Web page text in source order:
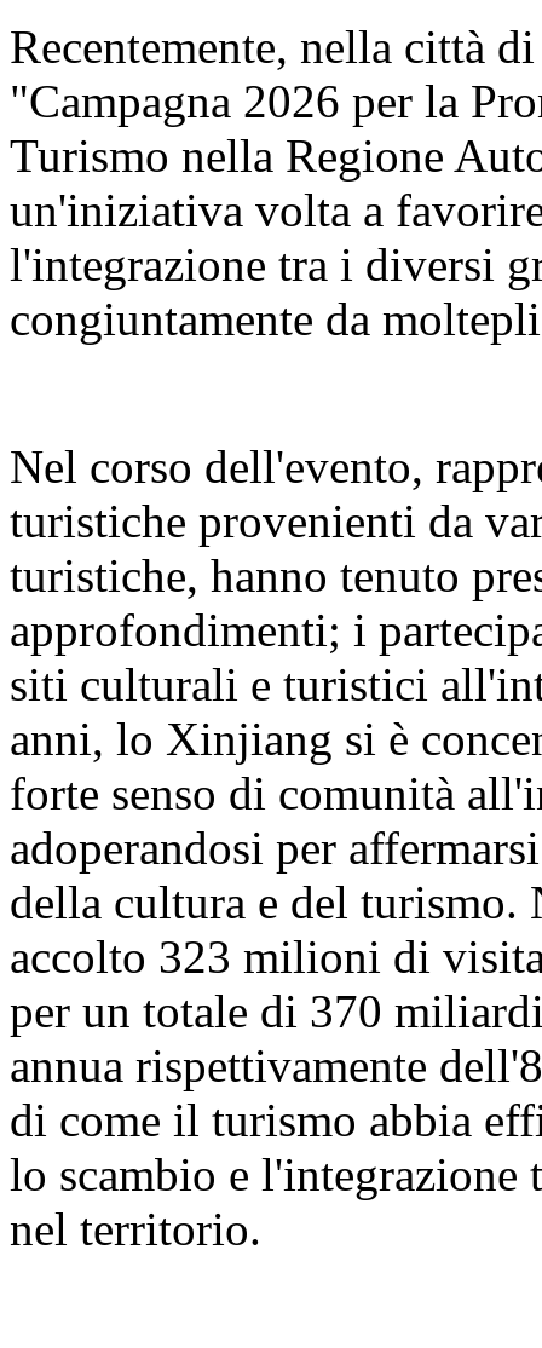
Recentemente, nella città
"Campagna 2026 per la
Turismo nella Regione
un'iniziativa volta a
l'integrazione tra i diversi
congiuntamente da
Nel corso dell'evento,
turistiche provenienti da
turistiche, hanno tenuto
approfondimenti; i
siti culturali e turistici
anni, lo Xinjiang si è
forte senso di comunità
adoperandosi per
della cultura e del turismo.
accolto 323 milioni di
per un totale di 370
annua rispettivamente
di come il turismo abbia
lo scambio e
nel territorio.